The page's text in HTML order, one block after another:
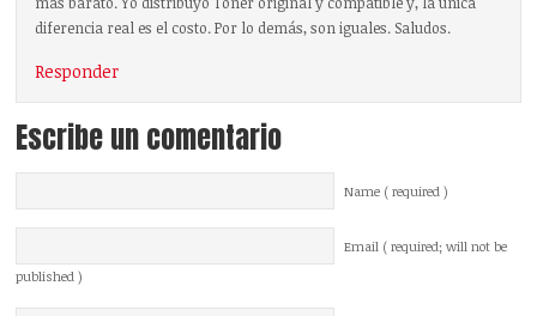
diferencia real es el costo. Por lo demás, son iguales. Saludos.
Responder
Escribe un comentario
Name ( required )
Email ( required; will not be
published )